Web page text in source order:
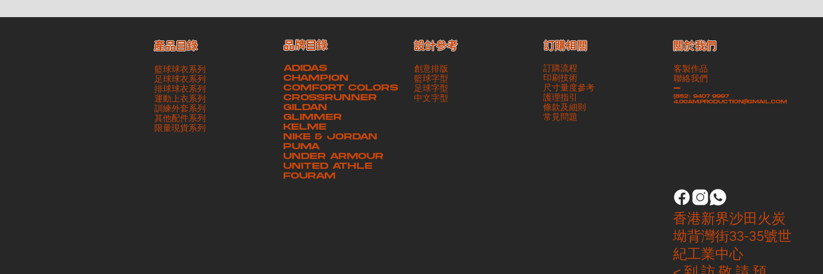
產品目錄
籃球球衣系列
足球球衣系列
排球球衣系列
運動上衣系列
訓練外套系列
其他配件系列
​限量現貨系列
ADIDAS
CHAMPION
COMFORT COLORS
CROSSRUNNER
GILDAN
GLIMMER
KELME
NIKE & JORDAN
PUMA
UNDER ARMOUR
UNITED ATHLE
FOURAM
品牌目錄
創意排版
籃球字型
足球字型
​中文字型
設計參考
訂購流程
印刷技術
尺寸量度參考
護理指引
條款及細則
​常見問題
訂購相關
客製作品
聯絡我們
-
(852）9407 9997
4.00am.production@gmail.com
​關於我們
香港新界沙田火炭
坳背灣街33-35號世
紀工業中心